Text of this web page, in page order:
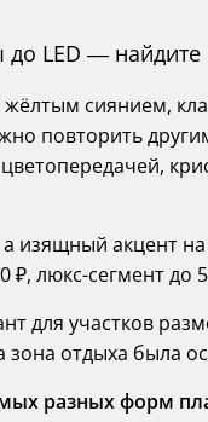
до LED —
сиянием,
повторить
изящный акцент
₽, люкс-сегмент до
для участков
зона отдыха была
разных форм